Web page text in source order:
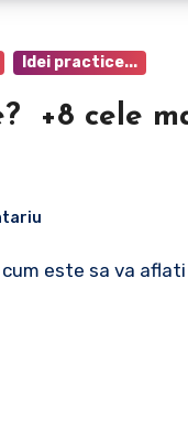
Idei practice...
este sa va